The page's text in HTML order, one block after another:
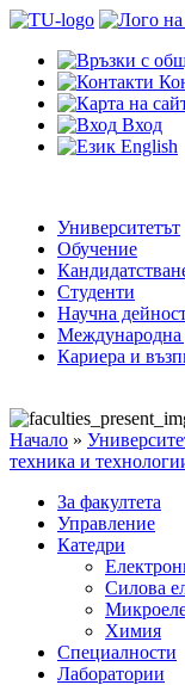
Вход
English
Университетът
Обучение
Студенти
Научна
Международна
Кариера и
Начало »
техника и
За факултета
Управление
Катедри
Силова
Химия
Специалности
Лаборатории